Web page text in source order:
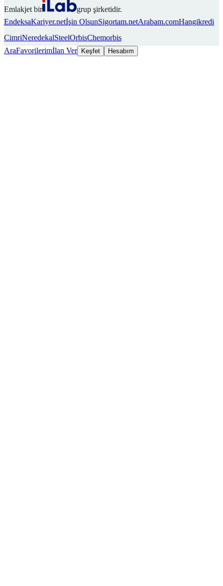
Emlakjet bir
grup şirketidir.
EndeksaKariyer.netİşin OlsunSigortam.netArabam.comHangikredi
CimriNeredekalSteelOrbisChemorbis
AraFavorilerimİlan Ver Keşfet Hesabım